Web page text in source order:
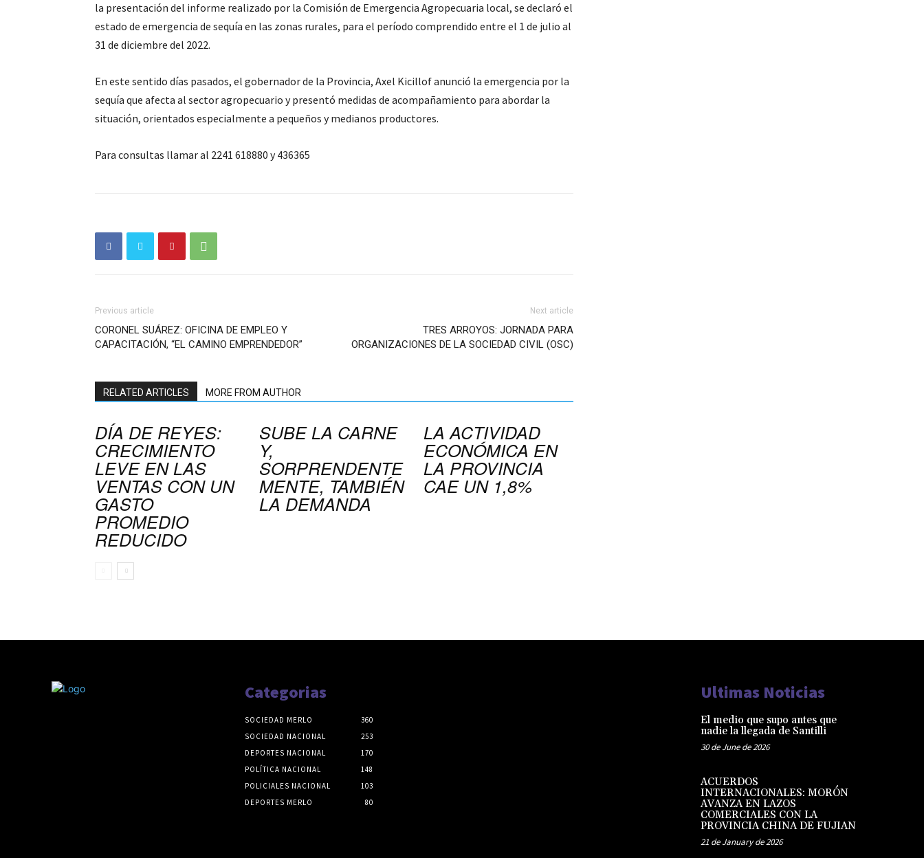
la presentación del informe realizado por la Comisión de Emergencia Agropecuaria local, se declaró el
estado de emergencia de sequía en las zonas rurales, para el período comprendido entre el 1 de julio al
31 de diciembre del 2022.
En este sentido días pasados, el gobernador de la Provincia, Axel Kicillof anunció la emergencia por la
sequía que afecta al sector agropecuario y presentó medidas de acompañamiento para abordar la
situación, orientados especialmente a pequeños y medianos productores.
Para consultas llamar al 2241 618880 y 436365
Previous article
CORONEL SUÁREZ: OFICINA DE EMPLEO Y
CAPACITACIÓN, “EL CAMINO EMPRENDEDOR”
Next article
TRES ARROYOS: JORNADA PARA
ORGANIZACIONES DE LA SOCIEDAD CIVIL (OSC)
RELATED ARTICLES MORE FROM AUTHOR
DÍA DE REYES:
CRECIMIENTO
LEVE EN LAS
VENTAS CON UN
GASTO
PROMEDIO
REDUCIDO
SUBE LA CARNE
Y,
SORPRENDENTE
MENTE, TAMBIÉN
LA DEMANDA
LA ACTIVIDAD
ECONÓMICA EN
LA PROVINCIA
CAE UN 1,8%
Categorias
SOCIEDAD MERLO
360
SOCIEDAD NACIONAL
253
DEPORTES NACIONAL
170
POLÍTICA NACIONAL
148
POLICIALES NACIONAL
103
DEPORTES MERLO
80
Ultimas Noticias
El medio que supo antes que
nadie la llegada de Santilli
30 de June de 2026
ACUERDOS
INTERNACIONALES: MORÓN
AVANZA EN LAZOS
COMERCIALES CON LA
PROVINCIA CHINA DE FUJIAN
21 de January de 2026